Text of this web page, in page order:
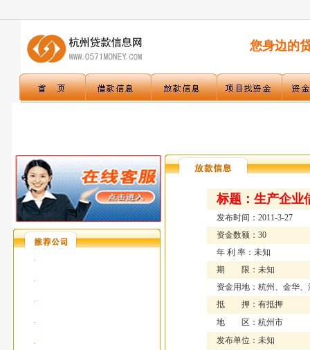
您身边的
·
·
·
·
·
标题： 生产企业
发布时间：2011-3-27
资金数额：30
年 利 率：未知
期 限：未知
资金用地：杭州、金华、
抵 押：有抵押
地 区：杭州市
发布单位：未知